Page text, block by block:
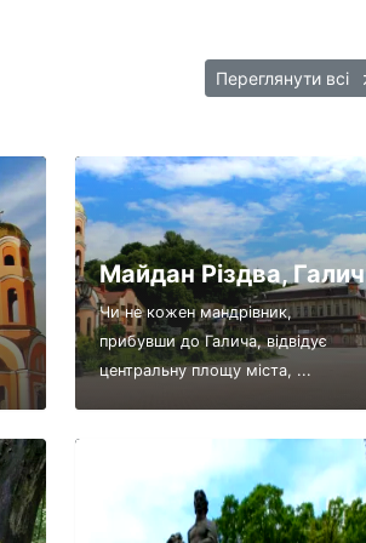
Переглянути всі
Майдан Різдва, Галич
Чи не кожен мандрівник,
прибувши до Галича, відвідує
центральну площу міста, ...